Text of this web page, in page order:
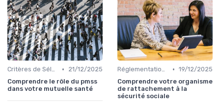
Critères de Sélection •
21/12/2025
Comprendre le rôle du pmss
dans votre mutuelle santé
Réglementations en Assurance Santé • 19/12/2025
Comprendre votre organisme
de rattachement à la
sécurité sociale